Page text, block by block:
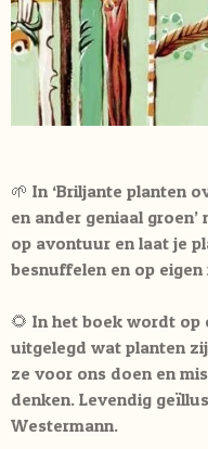
🌱 In ‘Briljante planten
en ander geniaal groen’
op avontuur en laat je
besnuffelen en op
🌻 In het boek wordt op
uitgelegd wat planten
ze voor ons doen en
denken. Levendig
Westermann.